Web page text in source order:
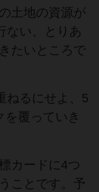
土地の資源が
ない、とりあ
たいところで
ねるにせよ、5
覆っていき
カードに4つ
ことです。予